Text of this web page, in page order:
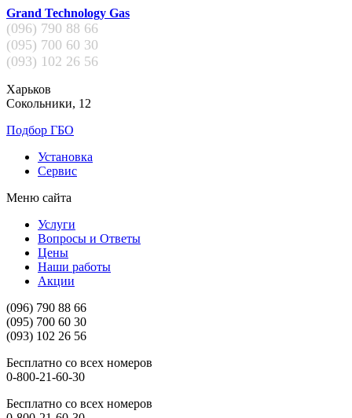
Grand Technology Gas
(096) 790 88 66
(095) 700 60 30
(093) 102 26 56
Харьков
Сокольники, 12
Подбор ГБО
Установка
Сервис
Меню сайта
Услуги
Вопросы и Ответы
Цены
Наши работы
Акции
(096) 790 88 66
(095) 700 60 30
(093) 102 26 56
Бесплатно со всех номеров
0-800-21-60-30
Бесплатно со всех номеров